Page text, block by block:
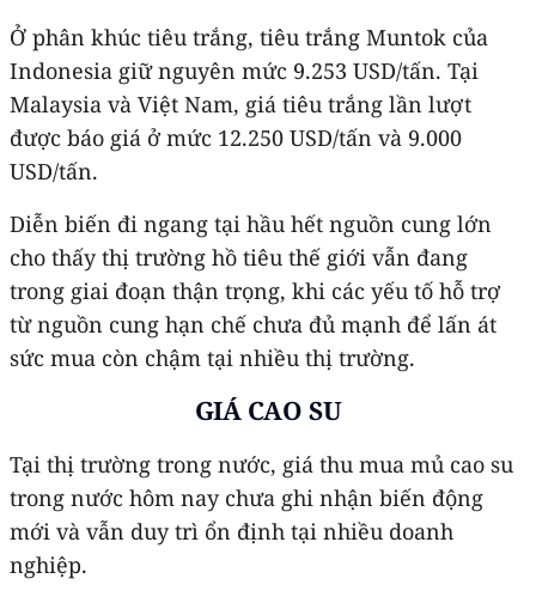
Ở phân khúc tiêu trắng, tiêu trắng Muntok của
Indonesia giữ nguyên mức 9.253 USD/tấn. Tại
Malaysia và Việt Nam, giá tiêu trắng lần lượt
được báo giá ở mức 12.250 USD/tấn và 9.000
USD/tấn.
Diễn biến đi ngang tại hầu hết nguồn cung lớn
cho thấy thị trường hồ tiêu thế giới vẫn đang
trong giai đoạn thận trọng, khi các yếu tố hỗ trợ
từ nguồn cung hạn chế chưa đủ mạnh để lấn át
sức mua còn chậm tại nhiều thị trường.
GIÁ CAO SU
Tại thị trường trong nước, giá thu mua mủ cao su
trong nước hôm nay chưa ghi nhận biến động
mới và vẫn duy trì ổn định tại nhiều doanh
nghiệp.